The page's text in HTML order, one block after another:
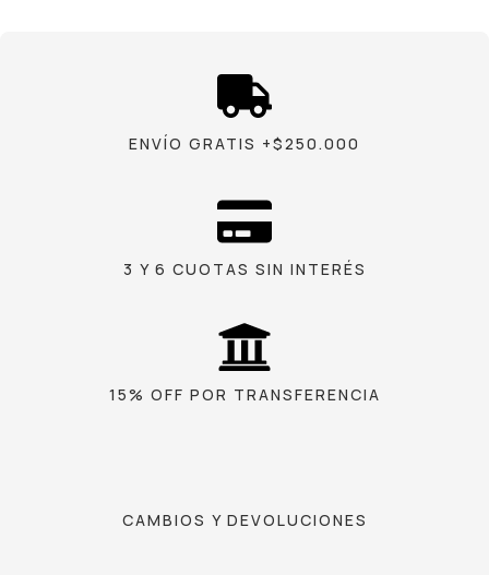
ENVÍO GRATIS +$250.000
3 Y 6 CUOTAS SIN INTERÉS
15% OFF POR TRANSFERENCIA
CAMBIOS Y DEVOLUCIONES